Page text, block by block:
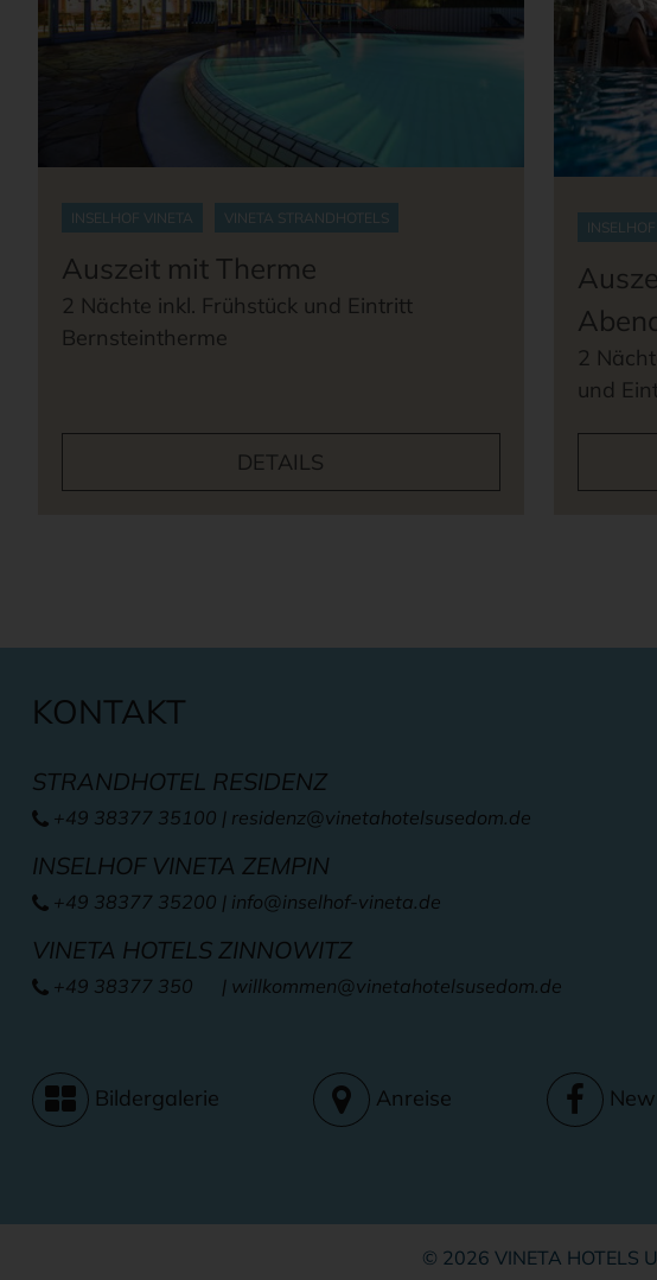
INSELHOF VINETA VINETA STRANDHOTELS
Auszeit mit Therme
2 Nächte inkl. Frühstück und Eintritt
Bernsteintherme
DETAILS
2
und
KONTAKT
STRANDHOTEL RESIDENZ
+49 38377 35100 | residenz@vinetahotelsusedom.de
INSELHOF VINETA ZEMPIN
+49 38377 35200 | info@inselhof-vineta.de
VINETA HOTELS ZINNOWITZ
+49 38377 350 | willkommen@vinetahotelsusedom.de
Bildergalerie Anreise
© 2026 VINETA HOTELS